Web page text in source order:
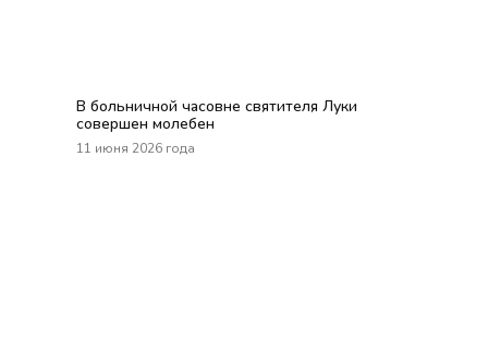
В больничной часовне святителя Луки
совершен молебен
11 июня 2026 года